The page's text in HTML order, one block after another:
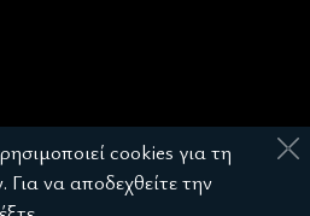
•Πολιτική cookies
cookies για τη
να αποδεχθείτε την